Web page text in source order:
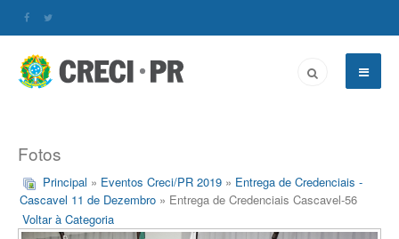
Fotos
Principal » Eventos Creci/PR 2019 » Entrega de Credenciais -
Cascavel 11 de Dezembro » Entrega de Credenciais Cascavel-56
Voltar à Categoria